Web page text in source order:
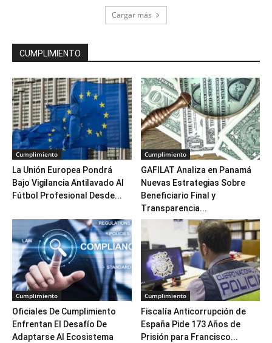
Cargar más
CUMPLIMIENTO
Cumplimiento
La Unión Europea Pondrá
Bajo Vigilancia Antilavado Al
Fútbol Profesional Desde...
Cumplimiento
GAFILAT Analiza en Panamá
Nuevas Estrategias Sobre
Beneficiario Final y
Transparencia...
Cumplimiento
Oficiales De Cumplimiento
Enfrentan El Desafío De
Adaptarse Al Ecosistema
Cumplimiento
Fiscalía Anticorrupción de
España Pide 173 Años de
Prisión para Francisco...